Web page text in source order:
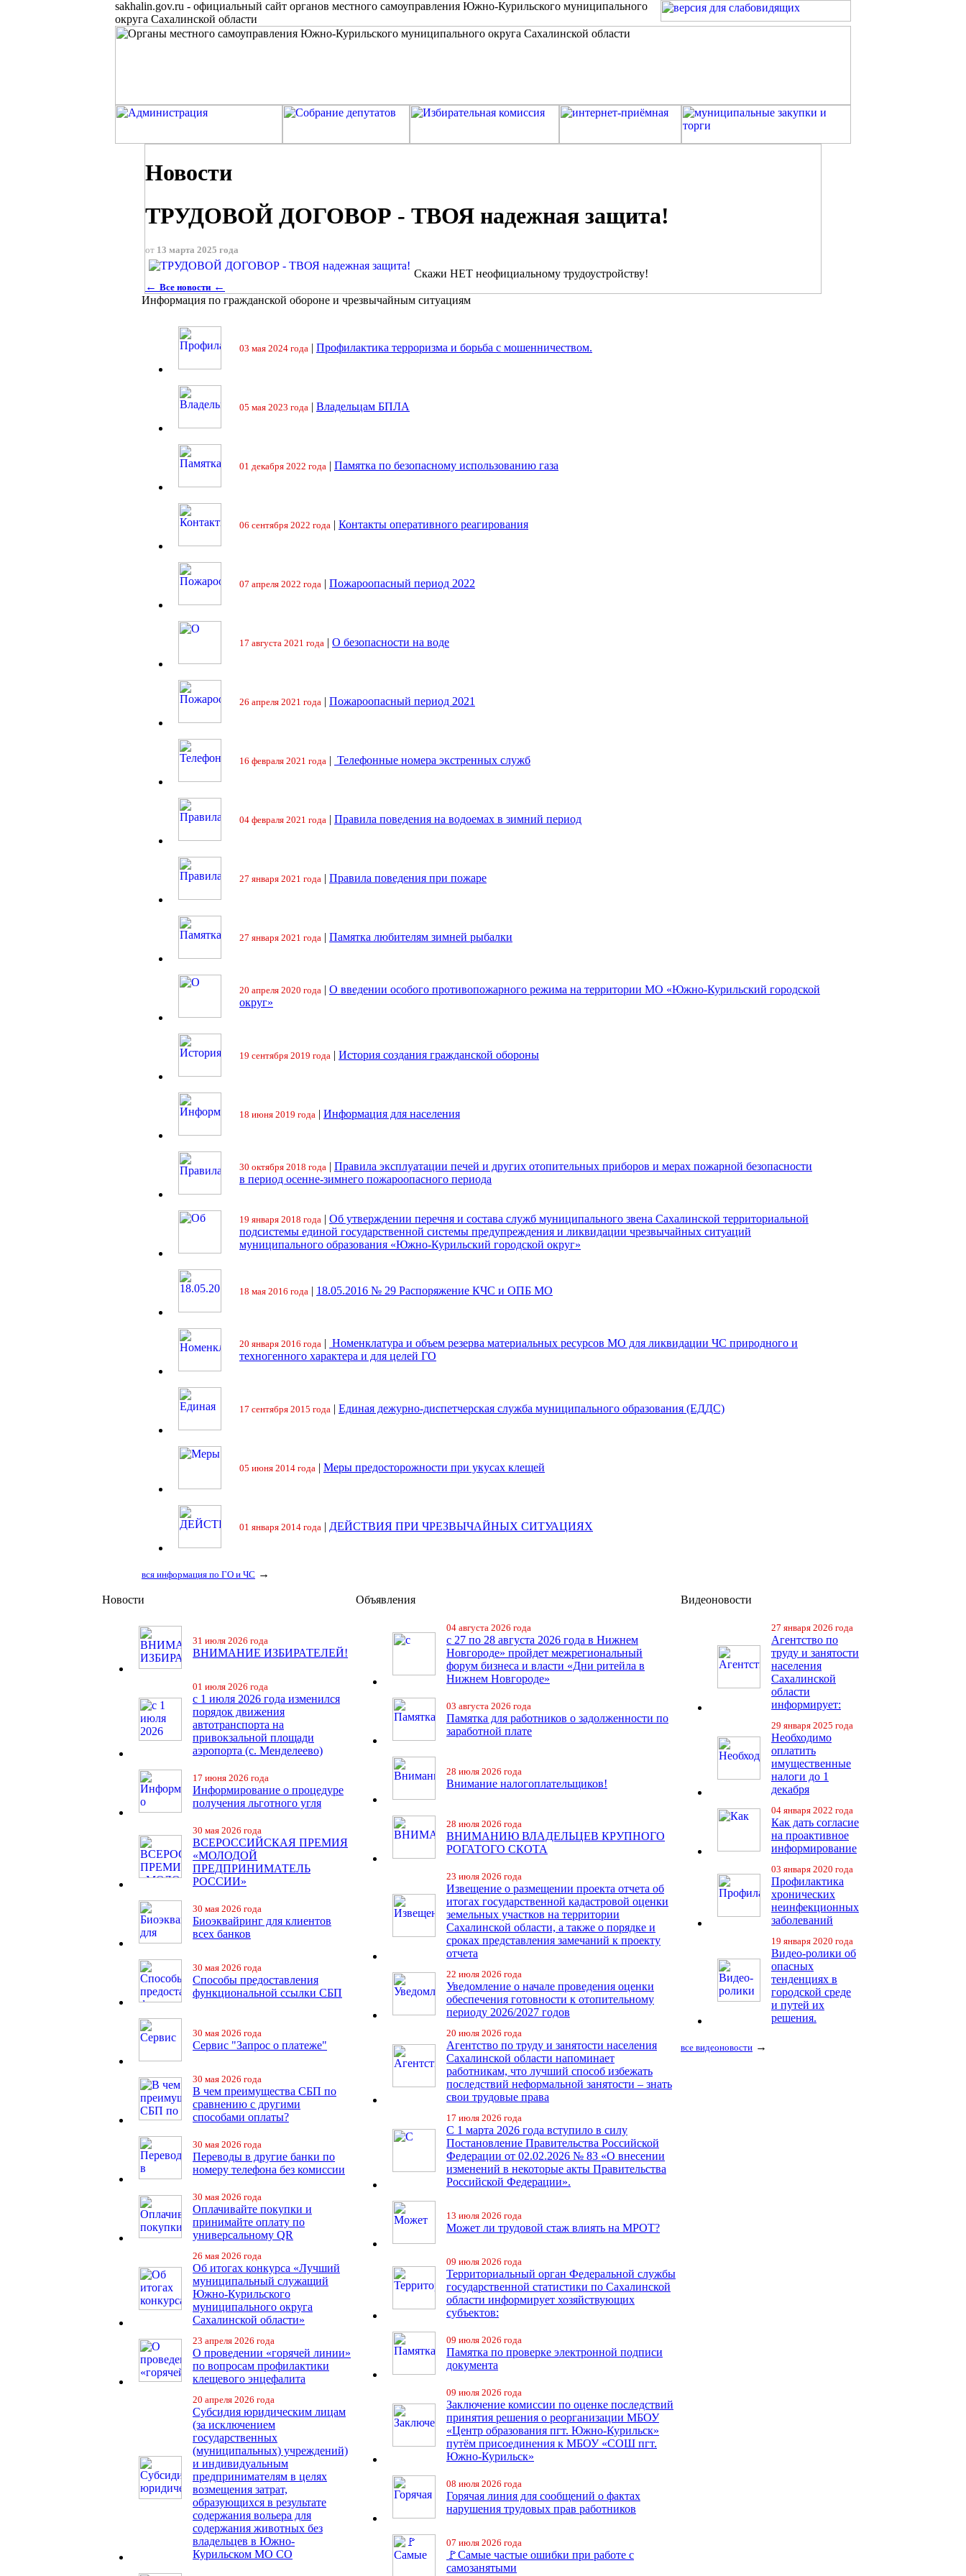
sakhalin.gov.ru - официальный сайт органов местного самоуправления Южно-Курильского муниципального
округа Сахалинской области
Новости
ТРУДОВОЙ ДОГОВОР - ТВОЯ надежная защита!
от 13 марта 2025 года
Скажи НЕТ неофициальному трудоустройству!
← Все новости ←
Информация по гражданской обороне и чрезвычайным ситуациям
03 мая 2024 года | Профилактика терроризма и борьба с мошенничеством.
05 мая 2023 года | Владельцам БПЛА
01 декабря 2022 года | Памятка по безопасному использованию газа
06 сентября 2022 года | Контакты оперативного реагирования
07 апреля 2022 года | Пожароопасный период 2022
17 августа 2021 года | О безопасности на воде
26 апреля 2021 года | Пожароопасный период 2021
16 февраля 2021 года | Телефонные номера экстренных служб
04 февраля 2021 года | Правила поведения на водоемах в зимний период
27 января 2021 года | Правила поведения при пожаре
27 января 2021 года | Памятка любителям зимней рыбалки
20 апреля 2020 года | О введении особого противопожарного режима на территории МО «Южно-Курильский городской
округ»
19 сентября 2019 года | История создания гражданской обороны
18 июня 2019 года | Информация для населения
30 октября 2018 года | Правила эксплуатации печей и других отопительных приборов и мерах пожарной безопасности
в период осенне-зимнего пожароопасного периода
19 января 2018 года | Об утверждении перечня и состава служб муниципального звена Сахалинской территориальной
подсистемы единой государственной системы предупреждения и ликвидации чрезвычайных ситуаций
муниципального образования «Южно-Курильский городской округ»
18 мая 2016 года | 18.05.2016 № 29 Распоряжение КЧС и ОПБ МО
20 января 2016 года | Номенклатура и объем резерва материальных ресурсов МО для ликвидации ЧС природного и
техногенного характера и для целей ГО
17 сентября 2015 года | Единая дежурно-диспетчерская служба муниципального образования (ЕДДС)
05 июня 2014 года | Меры предосторожности при укусах клещей
01 января 2014 года | ДЕЙСТВИЯ ПРИ ЧРЕЗВЫЧАЙНЫХ СИТУАЦИЯХ
вся информация по ГО и ЧС →
Новости
31 июля 2026 года
ВНИМАНИЕ ИЗБИРАТЕЛЕЙ!
01 июля 2026 года
с 1 июля 2026 года изменился
порядок движения
автотранспорта на
привокзальной площади
аэропорта (с. Менделеево)
17 июня 2026 года
Информирование о процедуре
получения льготного угля
30 мая 2026 года
ВСЕРОССИЙСКАЯ ПРЕМИЯ
«МОЛОДОЙ
ПРЕДПРИНИМАТЕЛЬ
РОССИИ»
30 мая 2026 года
Биоэквайринг для клиентов
всех банков
30 мая 2026 года
Способы предоставления
функциональной ссылки СБП
30 мая 2026 года
Сервис "Запрос о платеже"
30 мая 2026 года
В чем преимущества СБП по
сравнению с другими
способами оплаты?
30 мая 2026 года
Переводы в другие банки по
номеру телефона без комиссии
30 мая 2026 года
Оплачивайте покупки и
принимайте оплату по
универсальному QR
26 мая 2026 года
Об итогах конкурса «Лучший
муниципальный служащий
Южно-Курильского
муниципального округа
Сахалинской области»
23 апреля 2026 года
О проведении «горячей линии»
по вопросам профилактики
клещевого энцефалита
20 апреля 2026 года
Субсидия юридическим лицам
(за исключением
государственных
(муниципальных) учреждений)
и индивидуальным
предпринимателям в целях
возмещения затрат,
образующихся в результате
содержания вольера для
содержания животных без
владельцев в Южно-
Курильском МО СО
Объявления
04 августа 2026 года
с 27 по 28 августа 2026 года в Нижнем
Новгороде» пройдет межрегиональный
форум бизнеса и власти «Дни ритейла в
Нижнем Новгороде»
03 августа 2026 года
Памятка для работников о задолженности по
заработной плате
28 июля 2026 года
Внимание налогоплательщиков!
28 июля 2026 года
ВНИМАНИЮ ВЛАДЕЛЬЦЕВ КРУПНОГО
РОГАТОГО СКОТА
23 июля 2026 года
Извещение о размещении проекта отчета об
итогах государственной кадастровой оценки
земельных участков на территории
Сахалинской области, а также о порядке и
сроках представления замечаний к проекту
отчета
22 июля 2026 года
Уведомление о начале проведения оценки
обеспечения готовности к отопительному
периоду 2026/2027 годов
20 июля 2026 года
Агентство по труду и занятости населения
Сахалинской области напоминает
работникам, что лучший способ избежать
последствий неформальной занятости – знать
свои трудовые права
17 июля 2026 года
С 1 марта 2026 года вступило в силу
Постановление Правительства Российской
Федерации от 02.02.2026 № 83 «О внесении
изменений в некоторые акты Правительства
Российской Федерации».
13 июля 2026 года
Может ли трудовой стаж влиять на МРОТ?
09 июля 2026 года
Территориальный орган Федеральной службы
государственной статистики по Сахалинской
области информирует хозяйствующих
субъектов:
09 июля 2026 года
Памятка по проверке электронной подписи
документа
09 июля 2026 года
Заключение комиссии по оценке последствий
принятия решения о реорганизации МБОУ
«Центр образования пгт. Южно-Курильск»
путём присоединения к МБОУ «СОШ пгт.
Южно-Курильск»
08 июля 2026 года
Горячая линия для сообщений о фактах
нарушения трудовых прав работников
07 июля 2026 года
🚩Самые частые ошибки при работе с
самозанятыми
Видеоновости
27 января 2026 года
Агентство по
труду и занятости
населения
Сахалинской
области
информирует:
29 января 2025 года
Необходимо
оплатить
имущественные
налоги до 1
декабря
04 января 2022 года
Как дать согласие
на проактивное
информирование
03 января 2020 года
Профилактика
хронических
неинфекционных
заболеваний
19 января 2020 года
Видео-ролики об
опасных
тенденциях в
городской среде
и путей их
решения.
все видеоновости →